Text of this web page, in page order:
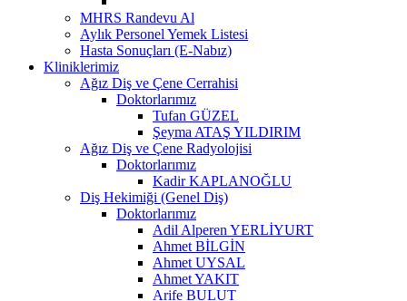
MHRS Randevu Al
Aylık Personel Yemek Listesi
Hasta Sonuçları (E-Nabız)
Kliniklerimiz
Ağız Diş ve Çene Cerrahisi
Doktorlarımız
Tufan GÜZEL
Şeyma ATAŞ YILDIRIM
Ağız Diş ve Çene Radyolojisi
Doktorlarımız
Kadir KAPLANOĞLU
Diş Hekimiği (Genel Diş)
Doktorlarımız
Adil Alperen YERLİYURT
Ahmet BİLGİN
Ahmet UYSAL
Ahmet YAKIT
Arife BULUT